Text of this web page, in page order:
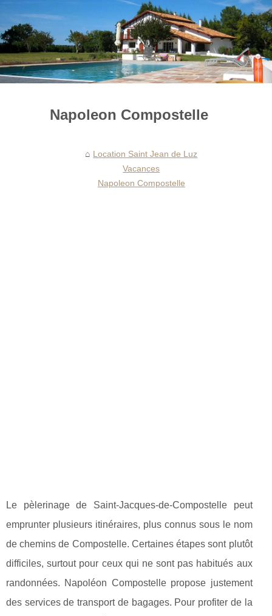
Napoleon Compostelle
Location Saint Jean de Luz
Vacances
Napoleon Compostelle
Le pèlerinage de Saint-Jacques-de-Compostelle peut
emprunter plusieurs itinéraires, plus connus sous le nom
de chemins de Compostelle. Certaines étapes sont plutôt
difficiles, surtout pour ceux qui ne sont pas habitués aux
randonnées. Napoléon Compostelle propose justement
des services de transport de bagages. Pour profiter de la